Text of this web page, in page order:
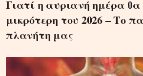
Γιατί η αυριανή ημέρα θα
μικρότερη του 2026 – Το
πλανήτη μας